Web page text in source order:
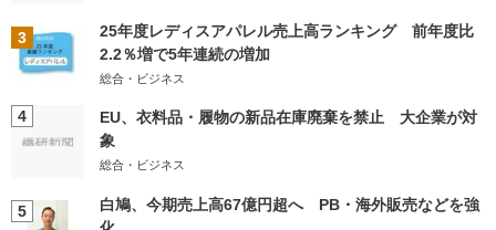
3
25年度レディスアパレル売上高ランキング 前年度比
2.2％増で5年連続の増加
総合・ビジネス
4
EU、衣料品・履物の新品在庫廃棄を禁止 大企業が対
象
総合・ビジネス
5
白鳩、今期売上高67億円超へ PB・海外販売などを強